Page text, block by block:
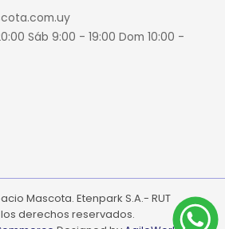
Sáb 9:00 - 19:00 Dom 10:00 -
Mascota. Etenpark S.A.- RUT
los derechos reservados.